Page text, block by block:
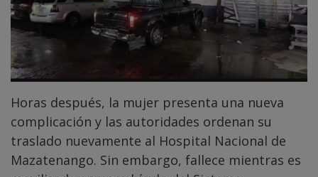
Horas después, la mujer presenta una nueva
complicación y las autoridades ordenan su
traslado nuevamente al Hospital Nacional de
Mazatenango. Sin embargo, fallece mientras es